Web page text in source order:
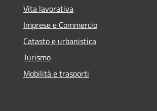
Vita lavorativa
Imprese e Commercio
Catasto e urbanistica
Turismo
Mobilità e trasporti